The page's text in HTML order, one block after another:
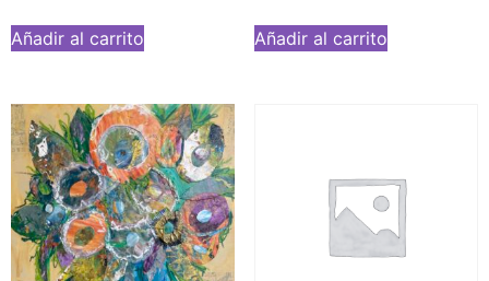
Añadir al carrito Añadir al carrito